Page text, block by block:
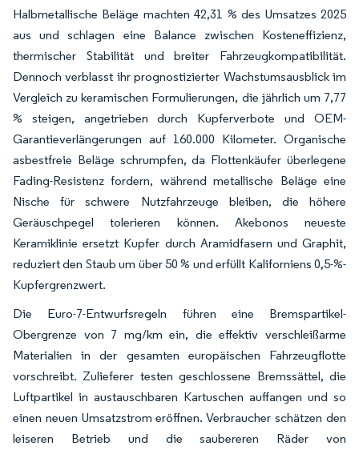
Halbmetallische Beläge machten 42,31 % des Umsatzes 2025
aus und schlagen eine Balance zwischen Kosteneffizienz,
thermischer Stabilität und breiter Fahrzeugkompatibilität.
Dennoch verblasst ihr prognostizierter Wachstumsausblick im
Vergleich zu keramischen Formulierungen, die jährlich um 7,77
% steigen, angetrieben durch Kupferverbote und OEM-
Garantieverlängerungen auf 160.000 Kilometer. Organische
asbestfreie Beläge schrumpfen, da Flottenkäufer überlegene
Fading-Resistenz fordern, während metallische Beläge eine
Nische für schwere Nutzfahrzeuge bleiben, die höhere
Geräuschpegel tolerieren können. Akebonos neueste
Keramiklinie ersetzt Kupfer durch Aramidfasern und Graphit,
reduziert den Staub um über 50 % und erfüllt Kaliforniens 0,5-%-
Kupfergrenzwert.
Die Euro-7-Entwurfsregeln führen eine Bremspartikel-
Obergrenze von 7 mg/km ein, die effektiv verschleißarme
Materialien in der gesamten europäischen Fahrzeugflotte
vorschreibt. Zulieferer testen geschlossene Bremssättel, die
Luftpartikel in austauschbaren Kartuschen auffangen und so
einen neuen Umsatzstrom eröffnen. Verbraucher schätzen den
leiseren Betrieb und die saubereren Räder von